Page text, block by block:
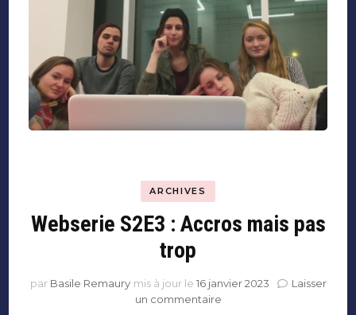
ARCHIVES
Webserie S2E3 : Accros mais pas
trop
par Basile Remaury mis à jour le 16 janvier 2023
Laisser
un commentairesur